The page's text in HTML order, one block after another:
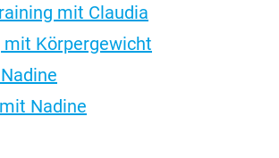
mit Claudia
Körpergewicht
Nadine